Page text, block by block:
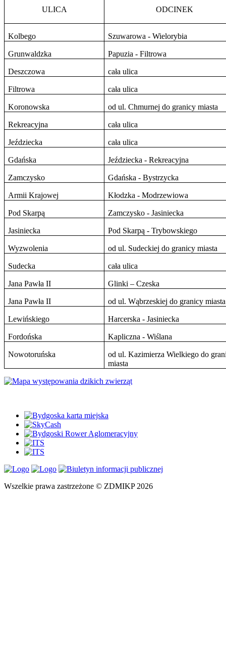
ULICA ODCINEK
Kolbego Szuwarowa - Wielorybia
Grunwaldzka Papuzia - Filtrowa
Deszczowa cała ulica
Filtrowa cała ulica
Koronowska od ul. Chmurnej do granicy miasta
Rekreacyjna cała ulica
Jeździecka cała ulica
Gdańska Jeździecka - Rekreacyjna
Zamczysko Gdańska - Bystrzycka
Armii Krajowej Kłodzka - Modrzewiowa
Pod Skarpą Zamczysko - Jasiniecka
Jasiniecka Pod Skarpą - Trybowskiego
Wyzwolenia od ul. Sudeckiej do granicy miasta
Sudecka cała ulica
Jana Pawła II Glinki – Czeska
Jana Pawła II od ul. Wąbrzeskiej do granicy miasta
Lewińskiego Harcerska - Jasiniecka
Fordońska Kapliczna - Wiślana
Nowotoruńska
od ul. Kazimierza Wielkiego do
miasta
Wszelkie prawa zastrzeżone © ZDMIKP 2026